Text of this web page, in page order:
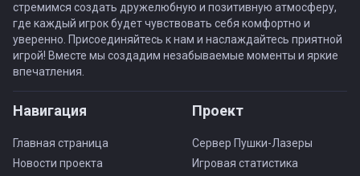
стремимся создать дружелюбную и позитивную атмосферу,
где каждый игрок будет чувствовать себя комфортно и
уверенно. Присоединяйтесь к нам и наслаждайтесь приятной
игрой! Вместе мы создадим незабываемые моменты и яркие
впечатления.
Навигация
Главная страница
Новости проекта
Проект
Сервер Пушки-Лазеры
Игровая статистика